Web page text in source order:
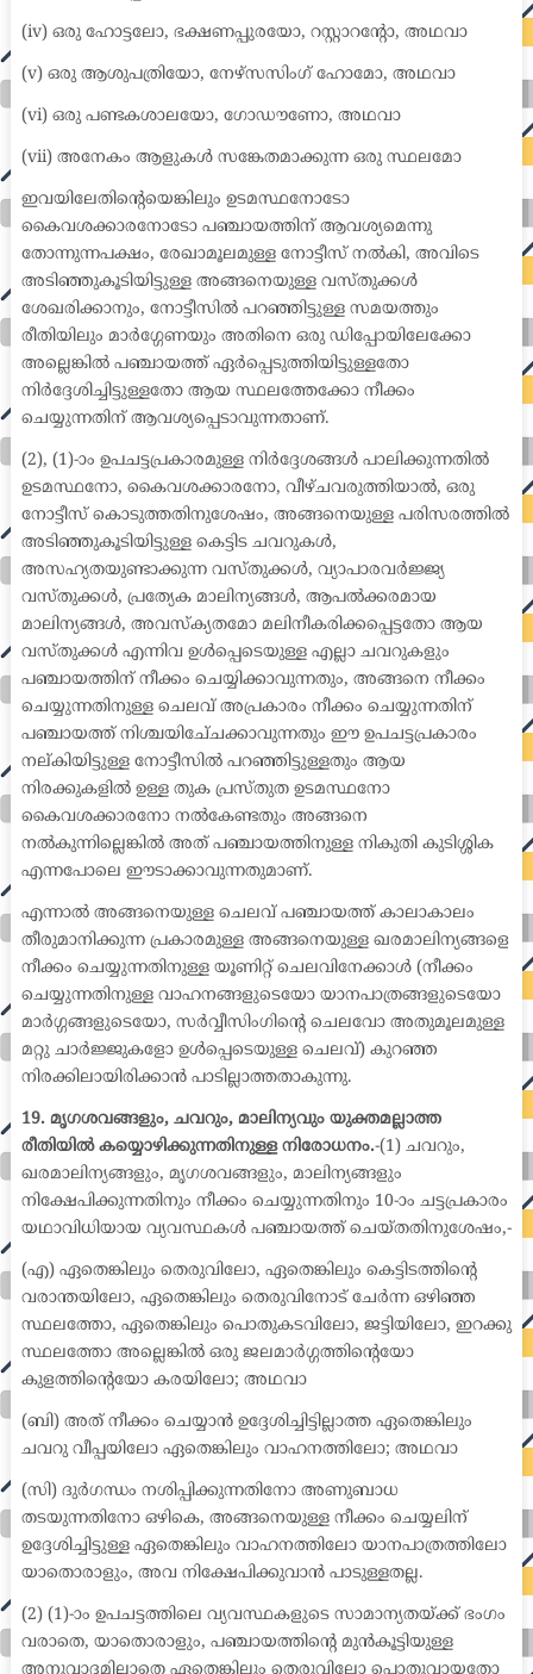
(iv) ഒരു ഹോട്ടലോ, ഭക്ഷണപ്പുരയോ, റസ്റ്റാറന്റോ, അഥവാ
(v) ഒരു ആശുപത്രിയോ, നേഴ്സസിംഗ് ഹോമോ, അഥവാ
(vi) ഒരു പണ്ടകശാലയോ, ഗോഡൗണോ, അഥവാ
(vii) അനേകം ആളുകൾ സങ്കേതമാക്കുന്ന ഒരു സ്ഥലമോ
ഇവയിലേതിന്റെയെങ്കിലും ഉടമസ്ഥനോടോ
കൈവശക്കാരനോടോ പഞ്ചായത്തിന് ആവശ്യമെന്നു
തോന്നുന്നപക്ഷം, രേഖാമൂലമുള്ള നോട്ടീസ് നൽകി, അവിടെ
അടിഞ്ഞുകൂടിയിട്ടുള്ള അങ്ങനെയുള്ള വസ്തുക്കൾ
ശേഖരിക്കാനും, നോട്ടീസിൽ പറഞ്ഞിട്ടുള്ള സമയത്തും
രീതിയിലും മാർഗ്ഗേണയും അതിനെ ഒരു ഡിപ്പോയിലേക്കോ
അല്ലെങ്കിൽ പഞ്ചായത്ത് ഏർപ്പെടുത്തിയിട്ടുള്ളതോ
നിർദ്ദേശിച്ചിട്ടുള്ളതോ ആയ സ്ഥലത്തേക്കോ നീക്കം
ചെയ്യുന്നതിന് ആവശ്യപ്പെടാവുന്നതാണ്.
(2), (1)-ാം ഉപചട്ടപ്രകാരമുള്ള നിർദ്ദേശങ്ങൾ പാലിക്കുന്നതിൽ
ഉടമസ്ഥനോ, കൈവശക്കാരനോ, വീഴ്ചവരുത്തിയാൽ, ഒരു
നോട്ടീസ് കൊടുത്തതിനുശേഷം, അങ്ങനെയുള്ള പരിസരത്തിൽ
അടിഞ്ഞുകൂടിയിട്ടുള്ള കെട്ടിട ചവറുകൾ,
അസഹ്യതയുണ്ടാക്കുന്ന വസ്തുക്കൾ, വ്യാപാരവർജ്ജ്യ
വസ്തുക്കൾ, പ്രത്യേക മാലിന്യങ്ങൾ, ആപൽക്കരമായ
മാലിന്യങ്ങൾ, അവസ്ക്യതമോ മലിനീകരിക്കപ്പെട്ടതോ ആയ
വസ്തുക്കൾ എന്നിവ ഉൾപ്പെടെയുള്ള എല്ലാ ചവറുകളും
പഞ്ചായത്തിന് നീക്കം ചെയ്യിക്കാവുന്നതും, അങ്ങനെ നീക്കം
ചെയ്യുന്നതിനുള്ള ചെലവ് അപ്രകാരം നീക്കം ചെയ്യുന്നതിന്
പഞ്ചായത്ത് നിശ്ചയിചേ്ചക്കാവുന്നതും ഈ ഉപചട്ടപ്രകാരം
നല്കിയിട്ടുള്ള നോട്ടീസിൽ പറഞ്ഞിട്ടുള്ളതും ആയ
നിരക്കുകളിൽ ഉള്ള തുക പ്രസ്തുത ഉടമസ്ഥനോ
കൈവശക്കാരനോ നൽകേണ്ടതും അങ്ങനെ
നൽകുന്നില്ലെങ്കിൽ അത് പഞ്ചായത്തിനുള്ള നികുതി കുടിശ്ശിക
എന്നപോലെ ഈടാക്കാവുന്നതുമാണ്.
എന്നാൽ അങ്ങനെയുള്ള ചെലവ് പഞ്ചായത്ത് കാലാകാലം
തീരുമാനിക്കുന്ന പ്രകാരമുള്ള അങ്ങനെയുള്ള ഖരമാലിന്യങ്ങളെ
നീക്കം ചെയ്യുന്നതിനുള്ള യൂണിറ്റ് ചെലവിനേക്കാൾ (നീക്കം
ചെയ്യുന്നതിനുള്ള വാഹനങ്ങളുടെയോ യാനപാത്രങ്ങളുടെയോ
മാർഗ്ഗങ്ങളുടെയോ, സർവ്വീസിംഗിന്റെ ചെലവോ അതുമൂലമുള്ള
മറ്റു ചാർജ്ജുകളോ ഉൾപ്പെടെയുള്ള ചെലവ്) കുറഞ്ഞ
നിരക്കിലായിരിക്കാൻ പാടില്ലാത്തതാകുന്നു.
19. മൃഗശവങ്ങളും, ചവറും, മാലിന്യവും യുക്തമല്ലാത്ത
രീതിയിൽ കയ്യൊഴിക്കുന്നതിനുള്ള നിരോധനം.-(1) ചവറും,
ഖരമാലിന്യങ്ങളും, മൃഗശവങ്ങളും, മാലിന്യങ്ങളും
നിക്ഷേപിക്കുന്നതിനും നീക്കം ചെയ്യുന്നതിനും 10-ാം ചട്ടപ്രകാരം
യഥാവിധിയായ വ്യവസ്ഥകൾ പഞ്ചായത്ത് ചെയ്തതിനുശേഷം,-
(എ) ഏതെങ്കിലും തെരുവിലോ, ഏതെങ്കിലും കെട്ടിടത്തിന്റെ
വരാന്തയിലോ, ഏതെങ്കിലും തെരുവിനോട് ചേർന്ന ഒഴിഞ്ഞ
സ്ഥലത്തോ, ഏതെങ്കിലും പൊതുകടവിലോ, ജട്ടിയിലോ, ഇറക്കു
സ്ഥലത്തോ അല്ലെങ്കിൽ ഒരു ജലമാർഗ്ഗത്തിന്റെയോ
കുളത്തിന്റെയോ കരയിലോ; അഥവാ
(ബി) അത് നീക്കം ചെയ്യാൻ ഉദ്ദേശിച്ചിട്ടില്ലാത്ത ഏതെങ്കിലും
ചവറു വീപ്പയിലോ ഏതെങ്കിലും വാഹനത്തിലോ; അഥവാ
(സി) ദുർഗന്ധം നശിപ്പിക്കുന്നതിനോ അണുബാധ
തടയുന്നതിനോ ഒഴികെ, അങ്ങനെയുള്ള നീക്കം ചെയ്യലിന്
ഉദ്ദേശിച്ചിട്ടുള്ള ഏതെങ്കിലും വാഹനത്തിലോ യാനപാത്രത്തിലോ
യാതൊരാളും, അവ നിക്ഷേപിക്കുവാൻ പാടുള്ളതല്ല.
(2) (1)-ാം ഉപചട്ടത്തിലെ വ്യവസ്ഥകളുടെ സാമാന്യതയ്ക്ക് ഭംഗം
വരാതെ, യാതൊരാളും, പഞ്ചായത്തിന്റെ മുൻകൂട്ടിയുള്ള
അനുവാദമില്ലാതെ ഏതെങ്കിലും തെരുവിലോ പൊതുവായതോ